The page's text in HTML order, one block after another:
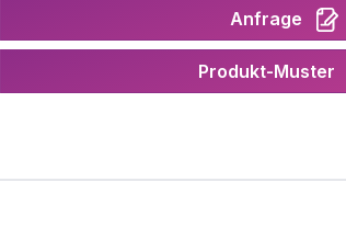
Anfrage
Produkt-Muster